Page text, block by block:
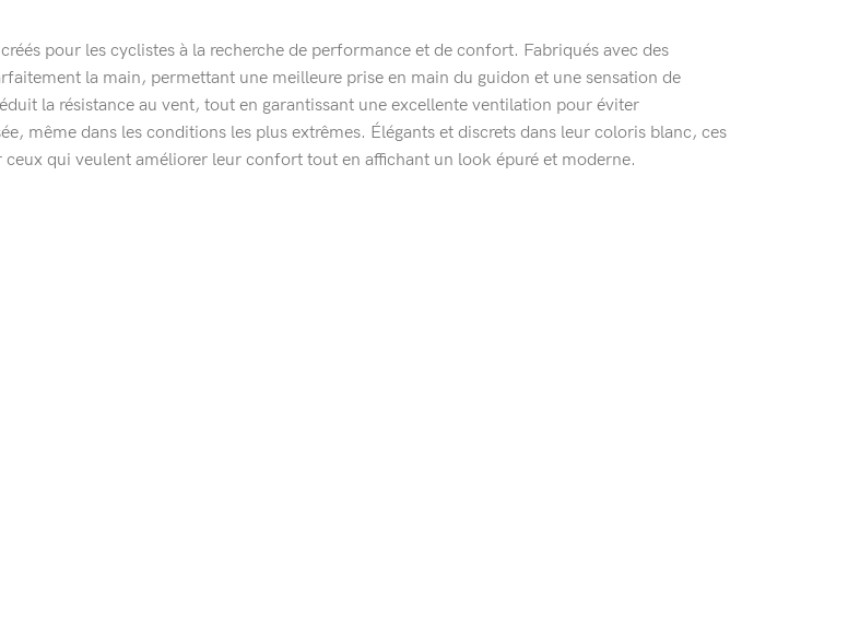
pour les cyclistes à la recherche de performance et de confort. Fabriqués avec des
la main, permettant une meilleure prise en main du guidon et une sensation de
la résistance au vent, tout en garantissant une excellente ventilation pour éviter
même dans les conditions les plus extrêmes. Élégants et discrets dans leur coloris blanc, ces
qui veulent améliorer leur confort tout en affichant un look épuré et moderne.